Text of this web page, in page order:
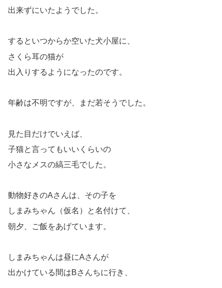
出来ずにいたようでした。
するといつからか空いた犬小屋に、
さくら耳の猫が
出入りするようになったのです。
年齢は不明ですが、まだ若そうでした。
見た目だけでいえば、
子猫と言ってもいいくらいの
小さなメスの縞三毛でした。
動物好きのAさんは、その子を
しまみちゃん（仮名）と名付けて、
朝夕、ご飯をあげています。
しまみちゃんは昼にAさんが
出かけている間はBさんちに行き、